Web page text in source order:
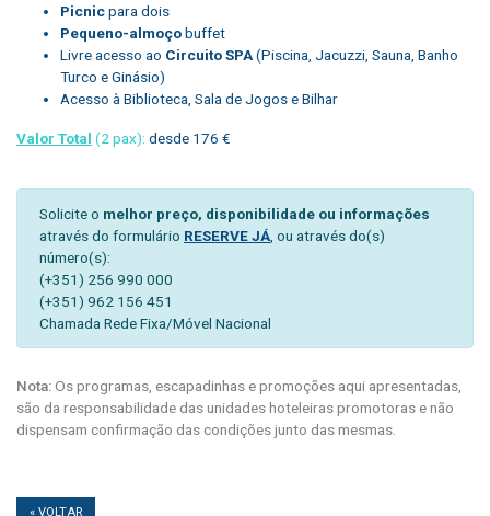
Picnicpara dois
Pequeno-almoçobuffet
Livre acesso ao Circuito SPA(Piscina, Jacuzzi, Sauna, Banho
Turco e Ginásio)
Acesso à Biblioteca, Sala de Jogos e Bilhar
Valor Total (2 pax): desde 176 €
Solicite o melhor preço, disponibilidade ou informações
através do formulário RESERVE JÁ , ou através do(s)
número(s):
(+351) 256 990 000
(+351) 962 156 451
Chamada Rede Fixa/Móvel Nacional
Nota:Os programas, escapadinhas e promoções aqui apresentadas,
são da responsabilidade das unidades hoteleiras promotoras e não
dispensam confirmação das condições junto das mesmas.
« VOLTAR